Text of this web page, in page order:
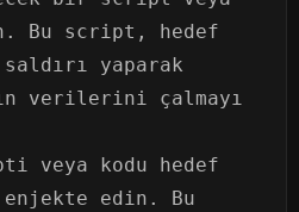
Bu script, hedef
yaparak
verilerini çalmayı
veya kodu hedef
edin. Bu